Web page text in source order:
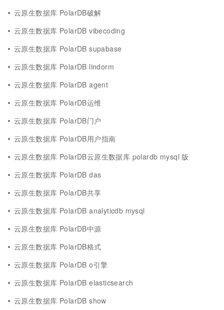
云原生数据库 PolarDB破解
云原生数据库 PolarDB vibecoding
云原生数据库 PolarDB supabase
云原生数据库 PolarDB lindorm
云原生数据库 PolarDB agent
云原生数据库 PolarDB运维
云原生数据库 PolarDB门户
云原生数据库 PolarDB用户指南
云原生数据库 PolarDB云原生数据库 polardb mysql 版
云原生数据库 PolarDB das
云原生数据库 PolarDB共享
云原生数据库 PolarDB analyticdb mysql
云原生数据库 PolarDB中源
云原生数据库 PolarDB格式
云原生数据库 PolarDB o引擎
云原生数据库 PolarDB elasticsearch
云原生数据库 PolarDB show